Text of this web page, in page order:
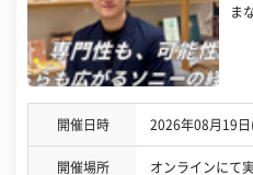
ま
開催日時 2026年08月19
開催場所 オンラインにて